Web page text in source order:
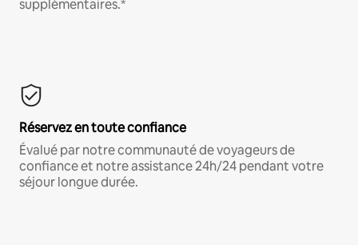
supplémentaires.*
Réservez en toute confiance
Évalué par notre communauté de voyageurs de
confiance et notre assistance 24h/24 pendant votre
séjour longue durée.